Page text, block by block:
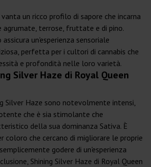
vanta un ricco profilo di sapore che incarna
agrumate, terrose, fruttate e di pino.
un'esperienza sensoriale
perfetta per i cultori di cannabis che
e profondità nelle loro varietà.
Silver Haze di Royal Queen
Silver Haze sono notevolmente intensi,
che è sia stimolante che
della sua dominanza Sativa. È
coloro che cercano di migliorare le proprie
godere di un'esperienza
Shining Silver Haze di Royal Queen